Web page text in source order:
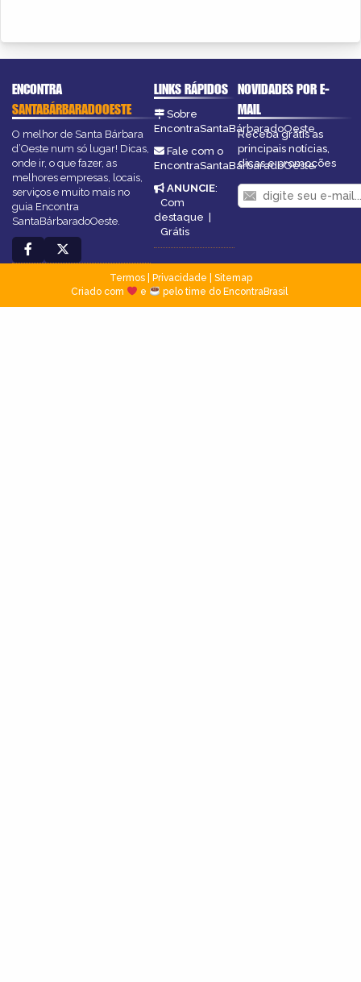
ENCONTRA
SANTABÁRBARADOOESTE
O melhor de Santa Bárbara
d’Oeste num só lugar! Dicas,
onde ir, o que fazer, as
melhores empresas, locais,
serviços e muito mais no
guia Encontra
SantaBárbaradoOeste.
LINKS RÁPIDOS
Sobre
EncontraSantaBárbaradoOeste
Fale com o
EncontraSantaBárbaradoOeste
ANUNCIE:
Com
destaque |
Grátis
NOVIDADES POR E-
MAIL
Receba grátis as
principais notícias,
dicas e promoções
Termos| Privacidade
Sitemap
Criado com
e pelo time do EncontraBrasil